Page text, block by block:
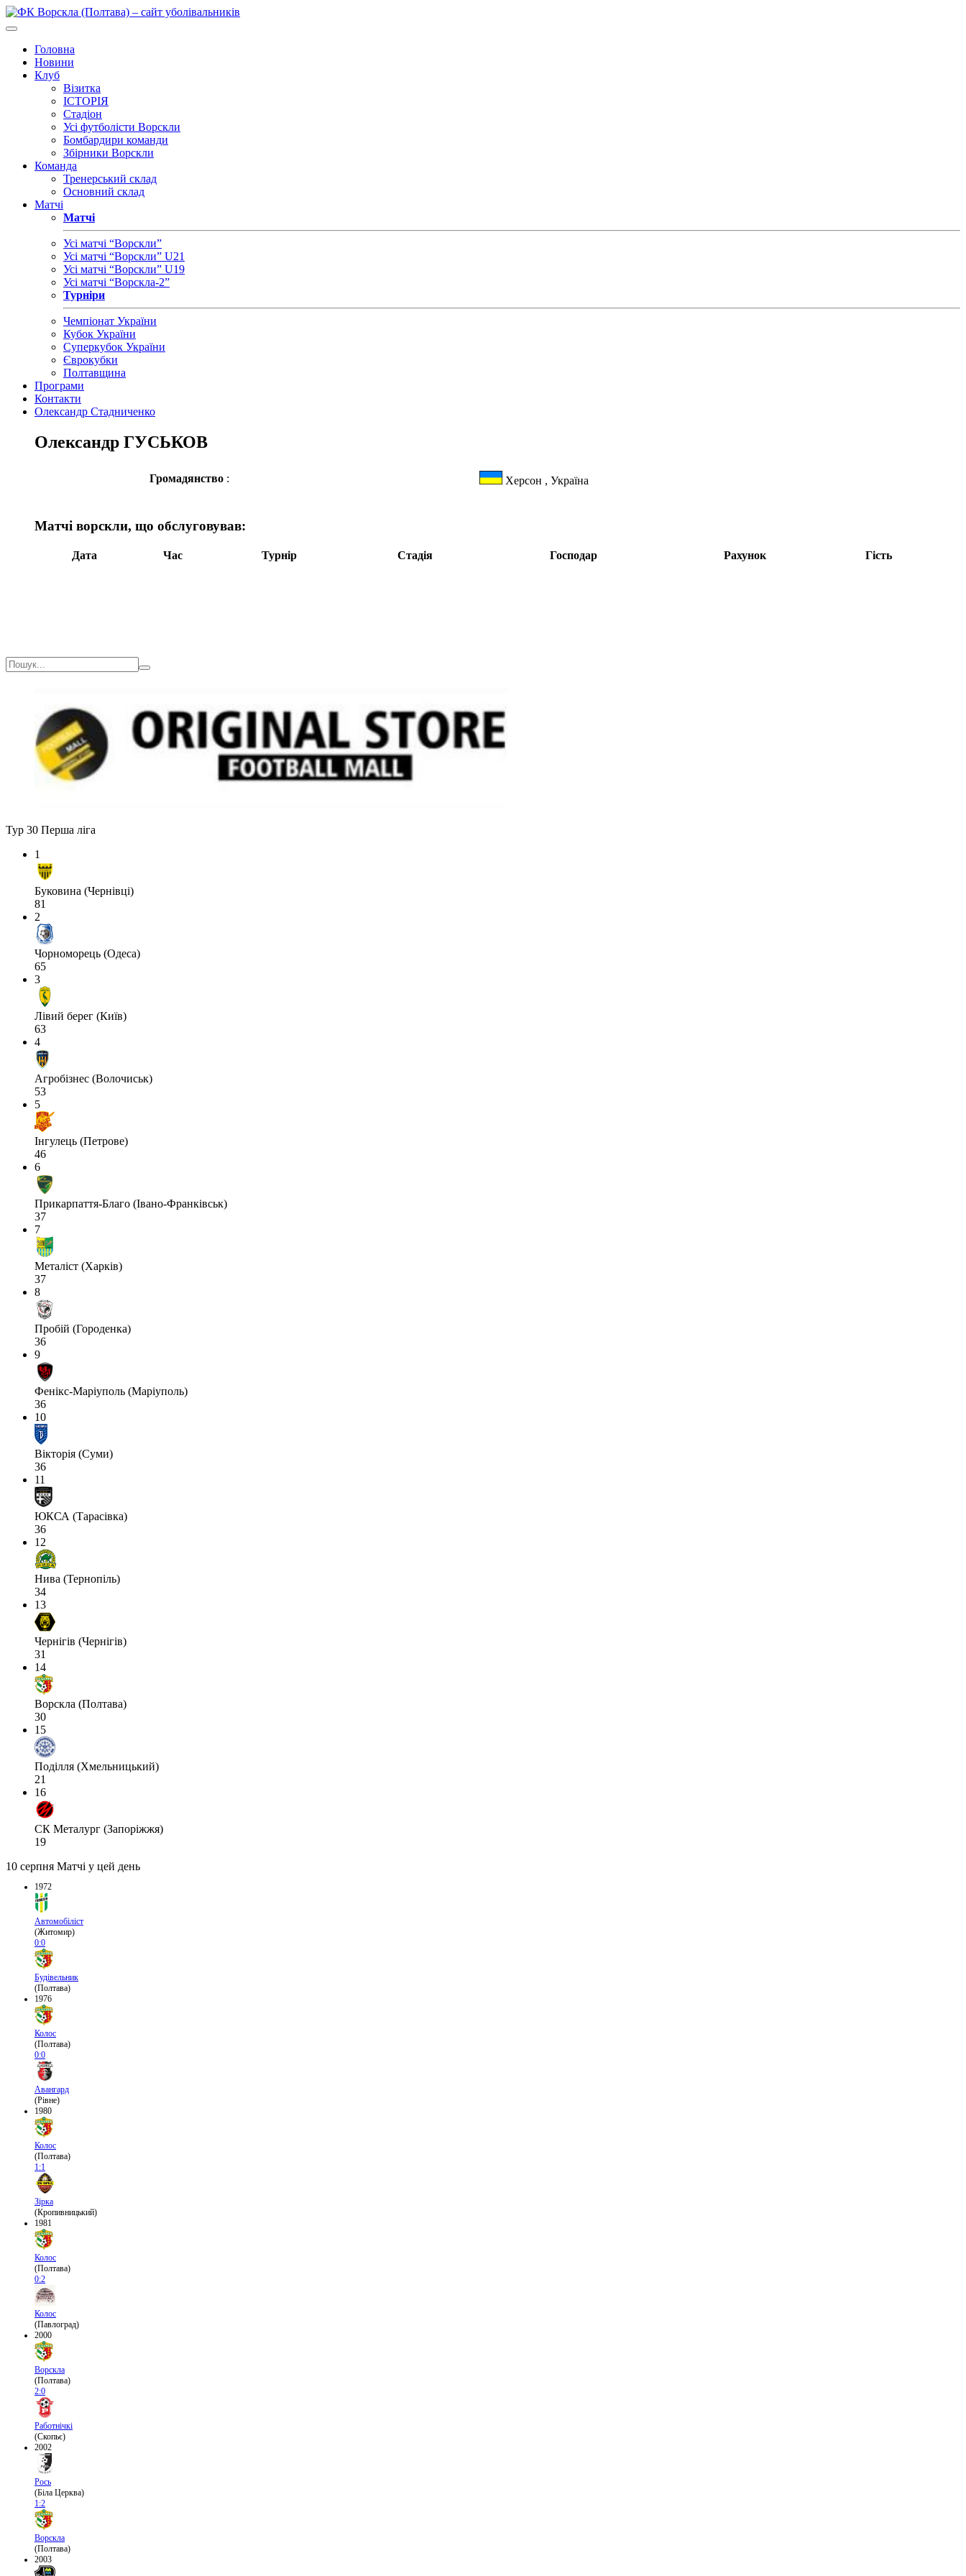
Головна
Новини
Клуб
Візитка
ІСТОРІЯ
Стадіон
Усі футболісти Ворскли
Бомбардири команди
Збірники Ворскли
Команда
Тренерський склад
Основний склад
Матчі
Матчі
Усі матчі “Ворскли”
Усі матчі “Ворскли” U21
Усі матчі “Ворскли” U19
Усі матчі “Ворскла-2”
Турніри
Чемпіонат України
Кубок України
Суперкубок України
Єврокубки
Полтавщина
Програми
Контакти
Олександр Стадниченко
Олександр ГУСЬКОВ
Громадянство : Херсон , Україна
Матчі ворскли, що обслуговував:
Дата Час Турнір Стадія Господар Рахунок Гість
Тур 30 Перша ліга
1
Буковина (Чернівці)
81
2
Чорноморець (Одеса)
65
3
Лівий берег (Київ)
63
4
Агробізнес (Волочиськ)
53
5
Інгулець (Петрове)
46
6
Прикарпаття-Благо (Івано-Франківськ)
37
7
Металіст (Харків)
37
8
Пробій (Городенка)
36
9
Фенікс-Маріуполь (Маріуполь)
36
10
Вікторія (Суми)
36
11
ЮКСА (Тарасівка)
36
12
Нива (Тернопіль)
34
13
Чернігів (Чернігів)
31
14
Ворскла (Полтава)
30
15
Поділля (Хмельницький)
21
16
СК Металург (Запоріжжя)
19
10 серпня Матчі у цей день
1972
Автомобіліст
(Житомир)
0:0
Будівельник
(Полтава)
1976
Колос
(Полтава)
0:0
Авангард
(Рівне)
1980
Колос
(Полтава)
1:1
Зірка
(Кропивницький)
1981
Колос
(Полтава)
0:2
Колос
(Павлоград)
2000
Ворскла
(Полтава)
2:0
Работнічкі
(Скопьє)
2002
Рось
(Біла Церква)
1:2
Ворскла
(Полтава)
2003